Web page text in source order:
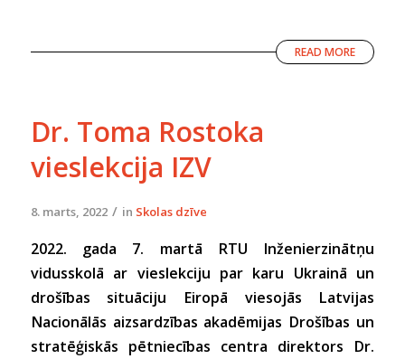
READ MORE
Dr. Toma Rostoka
vieslekcija IZV
8. marts, 2022 / in Skolas dzīve
2022. gada 7. martā RTU Inženierzinātņu
vidusskolā ar vieslekciju par karu Ukrainā un
drošības situāciju Eiropā viesojās Latvijas
Nacionālās aizsardzības akadēmijas Drošības un
stratēģiskās pētniecības centra direktors Dr.